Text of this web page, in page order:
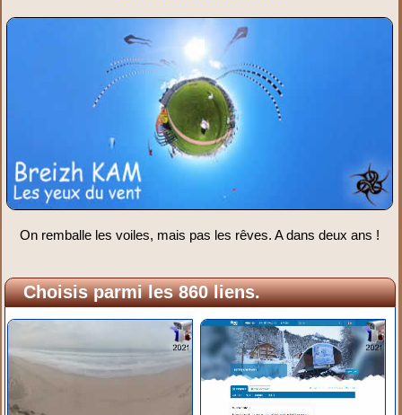
On remballe les voiles, mais pas les rêves. A dans deux ans !
Choisis parmi les 860 liens.